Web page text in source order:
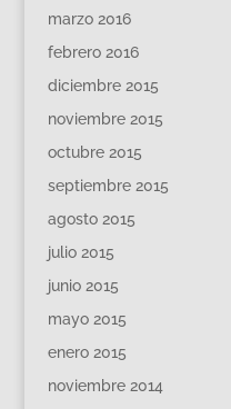
marzo 2016
febrero 2016
diciembre 2015
noviembre 2015
octubre 2015
septiembre 2015
agosto 2015
julio 2015
junio 2015
mayo 2015
enero 2015
noviembre 2014